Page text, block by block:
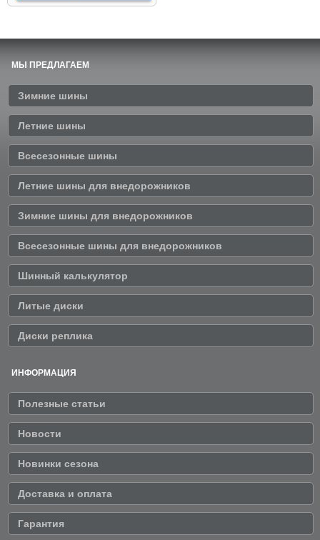
МЫ ПРЕДЛАГАЕМ
Зимние шины
Летние шины
Всесезонные шины
Летние шины для внедорожников
Зимние шины для внедорожников
Всесезонные шины для внедорожников
Шинный калькулятор
Литые диски
Диски реплика
ИНФОРМАЦИЯ
Полезные статьи
Новости
Новинки сезона
Доставка и оплата
Гарантия